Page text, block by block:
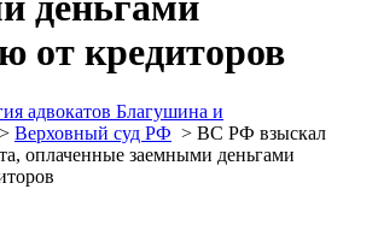
от кредиторов
адвокатов Благушина и
> Верховный суд РФ > ВС РФ взыскал
оплаченные заемными деньгами